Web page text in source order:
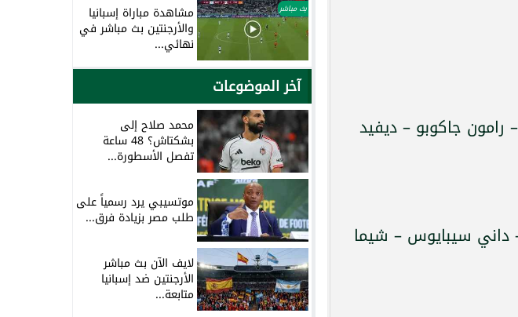
جاكوبو – ديفيد
داني سيبايوس – شيما
بث مباشر مشاهدة مباراة إسبانيا
والأرجنتين بث مباشر في
نهائي...
آخر الموضوعات
محمد صلاح إلى
بشكتاش؟ 48 ساعة
تفصل الأسطورة...
موتسيبي يرد رسمياً على
طلب مصر بزيادة فرق...
لايف الآن بث مباشر
الأرجنتين ضد إسبانيا
متابعة...